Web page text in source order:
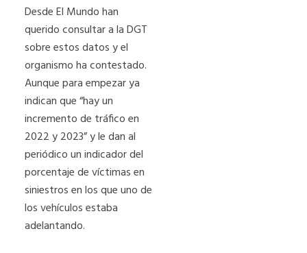
Desde El Mundo han
querido consultar a la DGT
sobre estos datos y el
organismo ha contestado.
Aunque para empezar ya
indican que “hay un
incremento de tráfico en
2022 y 2023” y le dan al
periódico un indicador del
porcentaje de víctimas en
siniestros en los que uno de
los vehículos estaba
adelantando.